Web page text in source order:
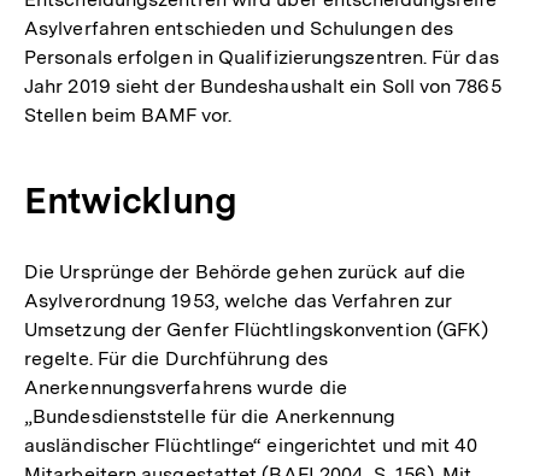
Asylverfahren entschieden und Schulungen des
Personals erfolgen in Qualifizierungszentren. Für das
Jahr 2019 sieht der Bundeshaushalt ein Soll von 7865
Stellen beim BAMF vor.
Entwicklung
Die Ursprünge der Behörde gehen zurück auf die
Asylverordnung 1953, welche das Verfahren zur
Umsetzung der Genfer Flüchtlingskonvention (GFK)
regelte. Für die Durchführung des
Anerkennungsverfahrens wurde die
„Bundesdienststelle für die Anerkennung
ausländischer Flüchtlinge“ eingerichtet und mit 40